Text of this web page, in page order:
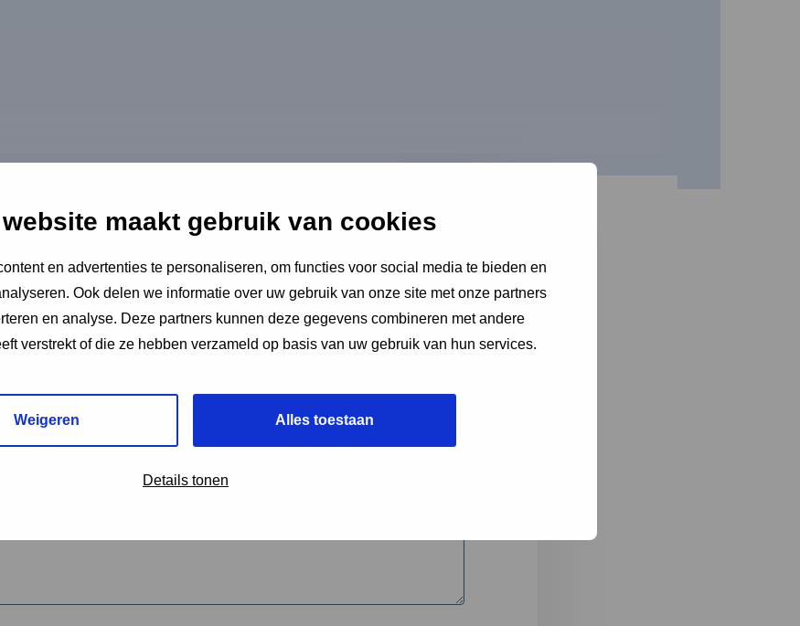
website maakt gebruik van cookies
en advertenties te personaliseren, om functies voor social media te bieden en
Ook delen we informatie over uw gebruik van onze site met onze partners
en analyse. Deze partners kunnen deze gegevens combineren met andere
verstrekt of die ze hebben verzameld op basis van uw gebruik van hun services.
Weigeren Alles toestaan
Details tonen
velden aan
2
3
*